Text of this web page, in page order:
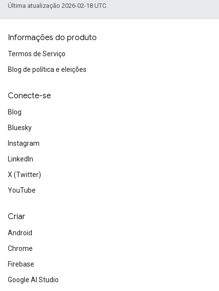
Última atualização 2026-02-18 UTC.
Informações do produto
Termos de Serviço
Blog de política e eleições
Conecte-se
Blog
Bluesky
Instagram
LinkedIn
X (Twitter)
YouTube
Criar
Android
Chrome
Firebase
Google AI Studio